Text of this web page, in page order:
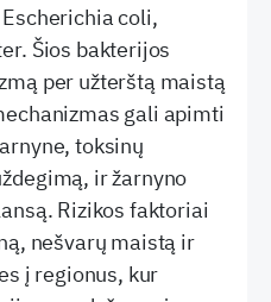
coli,
Šios bakterijos
per užterštą maistą
gali apimti
toksinų
ir žarnyno
Rizikos faktoriai
nešvarų maistą ir
į regionus, kur